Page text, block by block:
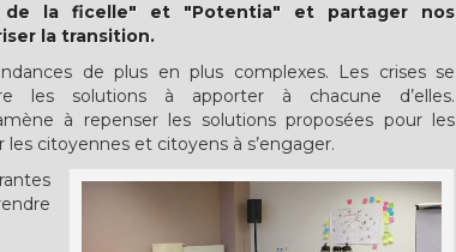
de la ficelle" et "Potentia" et partager nos
la transition.
de plus en plus complexes. Les crises se
les solutions à apporter à chacune d’elles.
à repenser les solutions proposées pour les
citoyennes et citoyens à s’engager.